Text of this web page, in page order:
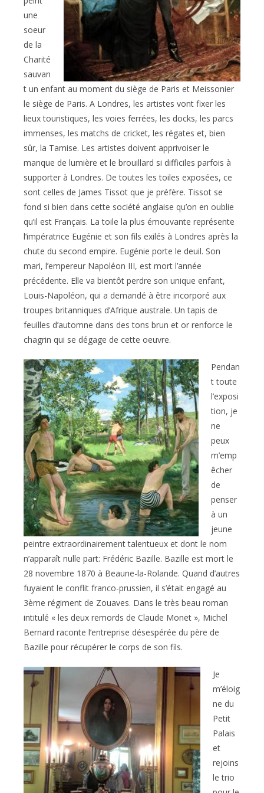
une
soeur
de la
Charité
sauvan
t un enfant au moment du siège de Paris et Meissonier
le siège de Paris. A Londres, les artistes vont fixer les
lieux touristiques, les voies ferrées, les docks, les parcs
immenses, les matchs de cricket, les régates et, bien
sûr, la Tamise. Les artistes doivent apprivoiser le
manque de lumière et le brouillard si difficiles parfois à
supporter à Londres. De toutes les toiles exposées, ce
sont celles de James Tissot que je préfère. Tissot se
fond si bien dans cette société anglaise qu’on en oublie
qu’il est Français. La toile la plus émouvante représente
l’impératrice Eugénie et son fils exilés à Londres après la
chute du second empire. Eugénie porte le deuil. Son
mari, l’empereur Napoléon III, est mort l’année
précédente. Elle va bientôt perdre son unique enfant,
Louis-Napoléon, qui a demandé à être incorporé aux
troupes britanniques d’Afrique australe. Un tapis de
feuilles d’automne dans des tons brun et or renforce le
chagrin qui se dégage de cette oeuvre.
Pendan
t toute
l’exposi
tion, je
ne
peux
m’emp
êcher
de
penser
à un
jeune
peintre extraordinairement talentueux et dont le nom
n’apparaît nulle part: Frédéric Bazille. Bazille est mort le
28 novembre 1870 à Beaune-la-Rolande. Quand d’autres
fuyaient le conflit franco-prussien, il s’était engagé au
3ème régiment de Zouaves. Dans le très beau roman
intitulé « les deux remords de Claude Monet », Michel
Bernard raconte l’entreprise désespérée du père de
Bazille pour récupérer le corps de son fils.
Je
m’éloig
ne du
Petit
Palais
et
rejoins
le trio